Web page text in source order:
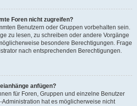
Foren nicht zugreifen?
Benutzern oder Gruppen vorbehalten sein.
zu lesen, zu schreiben oder andere Vorgänge
besondere Berechtigungen. Frage
nach entsprechenden Berechtigungen.
anfügen?
für Foren, Gruppen und einzelne Benutzer
hat es möglicherweise nicht